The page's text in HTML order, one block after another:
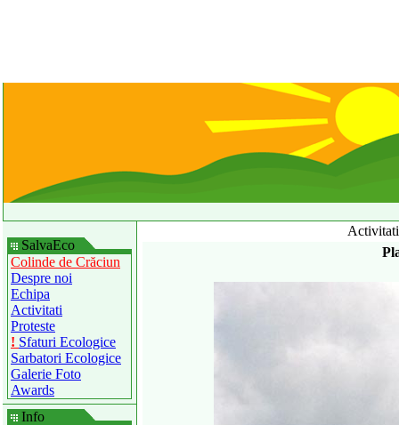
SalvaEco
Colinde de Crăciun
Despre noi
Echipa
Activitati
Proteste
! Sfaturi Ecologice
Sarbatori Ecologice
Galerie Foto
Awards
Info